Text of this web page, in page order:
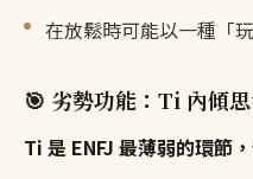
在放鬆時可能以一種「
🎯 劣勢功能：Ti 內傾
Ti 是 ENFJ 最薄弱的環節